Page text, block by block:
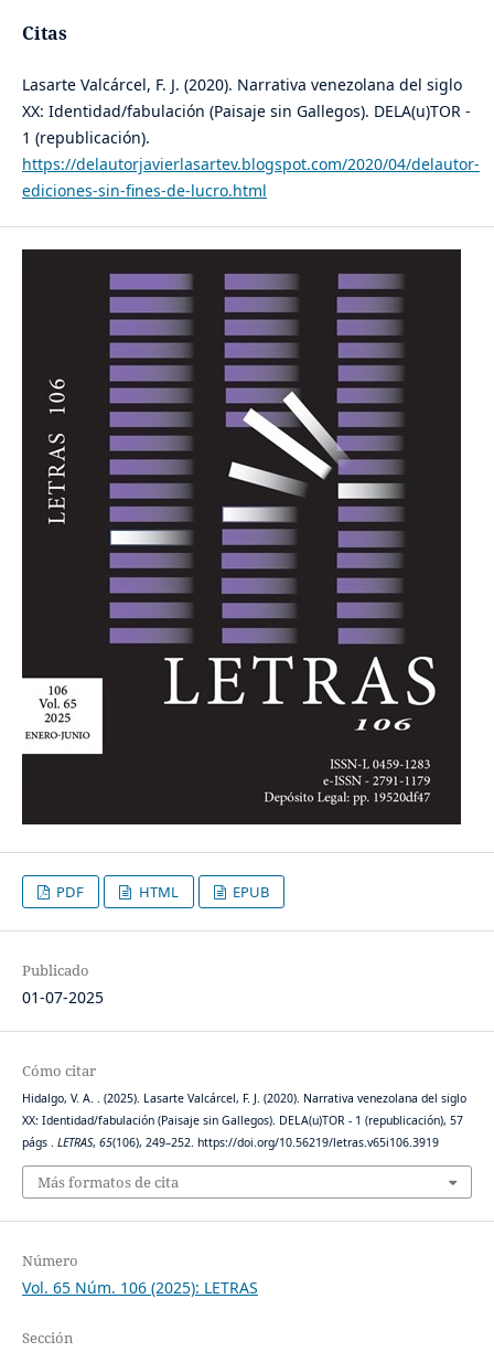
Citas
Lasarte Valcárcel, F. J. (2020). Narrativa venezolana del siglo
XX: Identidad/fabulación (Paisaje sin Gallegos). DELA(u)TOR -
1 (republicación).
https://delautorjavierlasartev.blogspot.com/2020/04/delautor-
ediciones-sin-fines-de-lucro.html
PDF HTML EPUB
Publicado
01-07-2025
Cómo citar
Hidalgo, V. A. . (2025). Lasarte Valcárcel, F. J. (2020). Narrativa venezolana del siglo
XX: Identidad/fabulación (Paisaje sin Gallegos). DELA(u)TOR - 1 (republicación), 57
págs . LETRAS, 65(106), 249–252. https://doi.org/10.56219/letras.v65i106.3919
Más formatos de cita
Número
Vol. 65 Núm. 106 (2025): LETRAS
Sección